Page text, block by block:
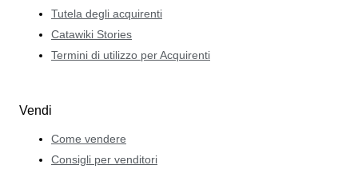
Tutela degli acquirenti
Catawiki Stories
Termini di utilizzo per Acquirenti
Vendi
Come vendere
Consigli per venditori